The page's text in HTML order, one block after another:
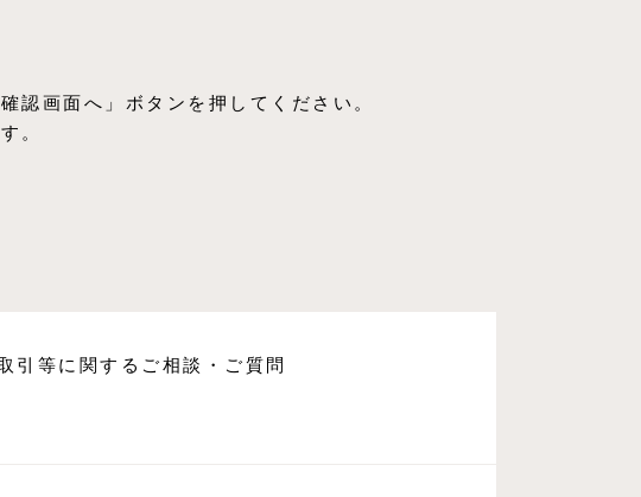
認画面へ」ボタンを押してください。
。
引等に関するご相談・ご質問